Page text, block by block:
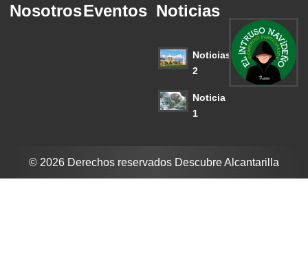
NosotrosEventos Noticias
Noticias
2
Noticia
1
© 2026 Derechos reservados Descubre Alcantarilla